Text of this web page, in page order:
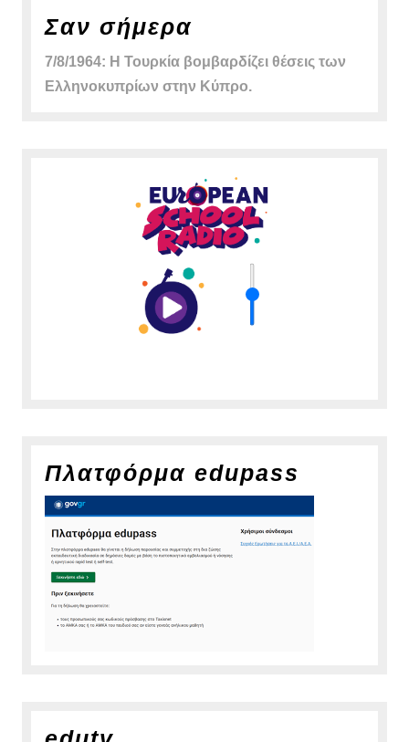
Σαν σήμερα
7/8/1964: Η Τουρκία βομβαρδίζει θέσεις των
Ελληνοκυπρίων στην Κύπρο.
Πλατφόρμα edupass